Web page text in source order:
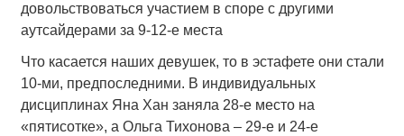
довольствоваться участием в споре с другими
аутсайдерами за 9-12-е места
Что касается наших девушек, то в эстафете они стали
10-ми, предпоследними. В индивидуальных
дисциплинах Яна Хан заняла 28-е место на
«пятисотке», а Ольга Тихонова – 29-е и 24-е